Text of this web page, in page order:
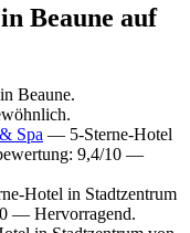
Beaune auf
Beaune.
Spa — 5-Sterne-Hotel
9,4/10 —
Hotel in Stadtzentrum
— Hervorragend.